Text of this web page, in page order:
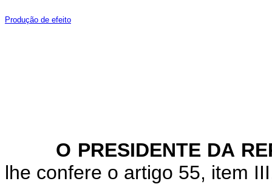
Produção de efeito
O PRESIDENTE DA
lhe confere o artigo 55, item